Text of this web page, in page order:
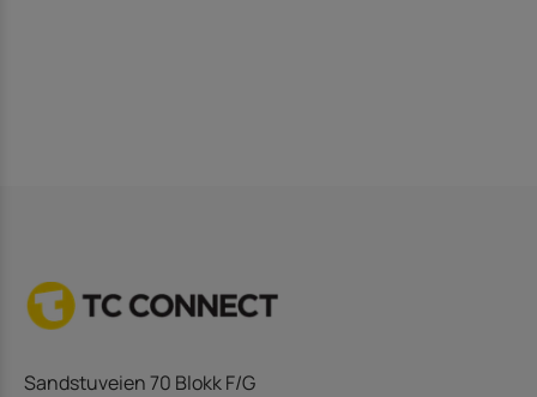
Sandstuveien 70 Blokk F/G